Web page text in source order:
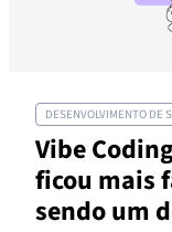
DESENVOLVIMENTO DE
Vibe
ficou mais
sendo um